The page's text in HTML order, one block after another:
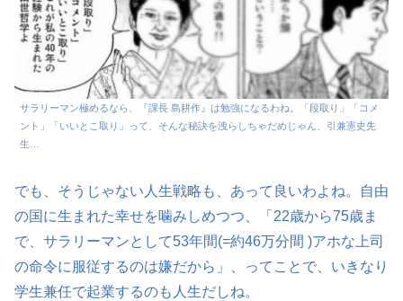
サラリーマン極めるなら、『課長 島耕作』は勉強になるわね。「段取り」「コメ
ント」「いいとこ取り」って、そんな秘訣を洩らしちゃだめじゃん、引兼憲史先
生…
でも、そうじゃない人生戦略も、あって良いわよね。自由
の国に生まれた幸せを噛みしめつつ、「22歳から75歳ま
で、サラリーマンとして53年間(=約46万分間 )アホな上司
の命令に服従するのは嫌だから」、ってことで、いきなり
学生兼任で起業するのも人生だしね。